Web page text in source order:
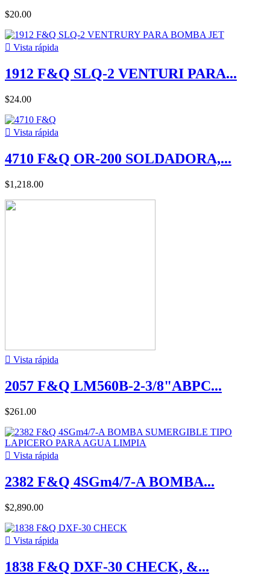
$20.00
 Vista rápida
1912 F&Q SLQ-2 VENTURI PARA...
$24.00
 Vista rápida
4710 F&Q OR-200 SOLDADORA,...
$1,218.00
 Vista rápida
2057 F&Q LM560B-2-3/8"ABPC...
$261.00
 Vista rápida
2382 F&Q 4SGm4/7-A BOMBA...
$2,890.00
 Vista rápida
1838 F&Q DXF-30 CHECK, &...